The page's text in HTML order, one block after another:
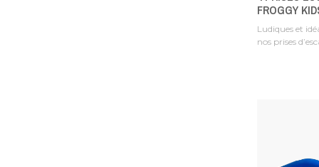
FROGGY
Ludiques et
nos prises